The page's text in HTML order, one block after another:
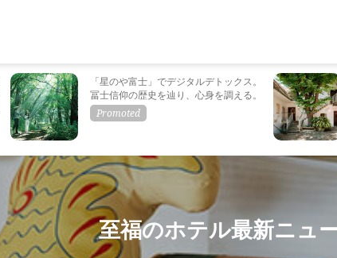
「星のや富士」でデジタルデトックス。
冨士信仰の歴史を辿り、心身を調える。
至福のホテル最新ニュ